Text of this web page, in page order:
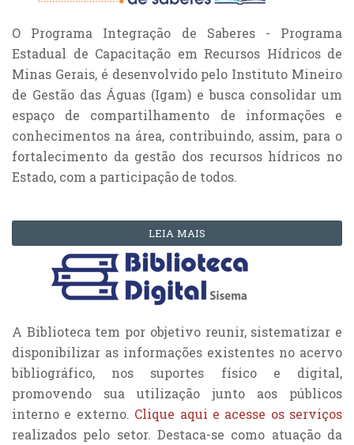
O Programa Integração de Saberes - Programa
Estadual de Capacitação em Recursos Hídricos de
Minas Gerais, é desenvolvido pelo Instituto Mineiro
de Gestão das Águas (Igam) e busca consolidar um
espaço de compartilhamento de informações e
conhecimentos na área, contribuindo, assim, para o
fortalecimento da gestão dos recursos hídricos no
Estado, com a participação de todos.
LEIA MAIS
A Biblioteca tem por objetivo reunir, sistematizar e
disponibilizar as informações existentes no acervo
bibliográfico, nos suportes físico e digital,
promovendo sua utilização junto aos públicos
interno e externo. Clique aqui e acesse os serviços
realizados pelo setor. Destaca-se como atuação da